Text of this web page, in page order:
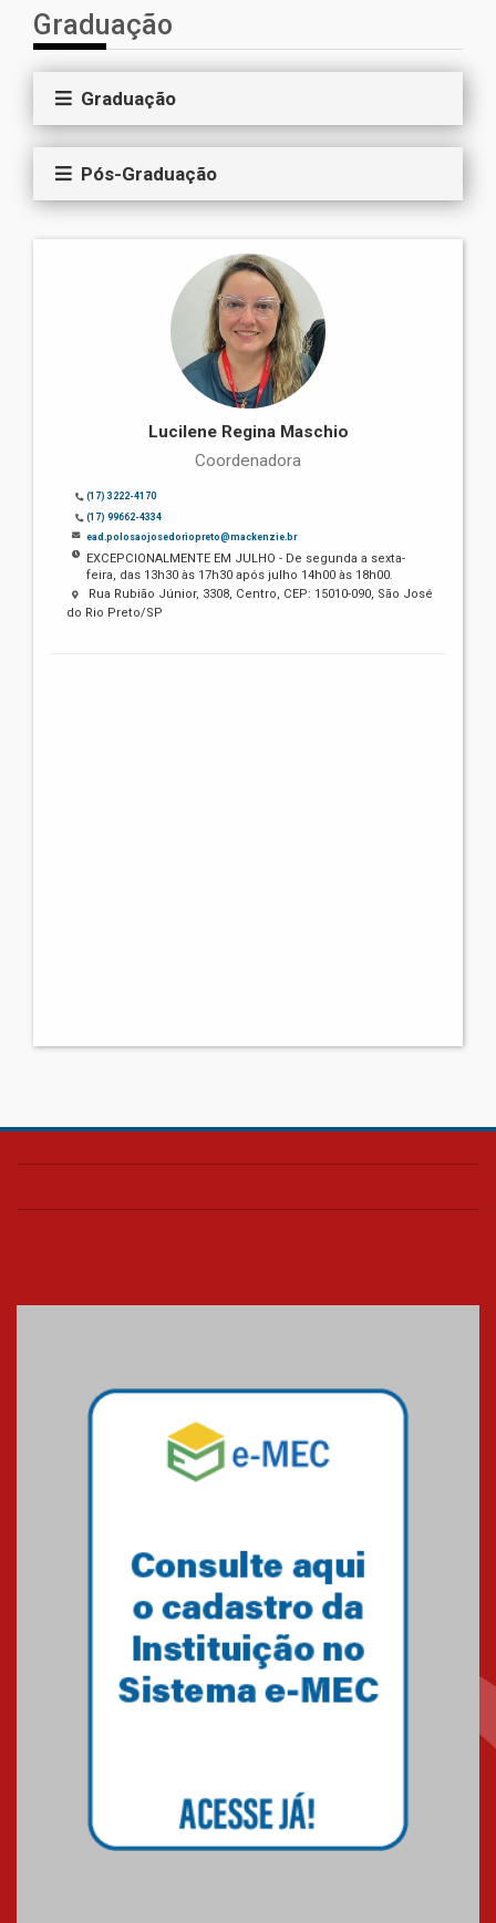
Graduação
Graduação
Pós-Graduação
Lucilene Regina Maschio
Coordenadora
(17) 3222-4170
(17) 99662-4334
ead.polosaojosedoriopreto@mackenzie.br
EXCEPCIONALMENTE EM JULHO - De segunda a sexta-
feira, das 13h30 às 17h30 após julho 14h00 às 18h00.
Rua Rubião Júnior, 3308, Centro, CEP: 15010-090, São José
do Rio Preto/SP